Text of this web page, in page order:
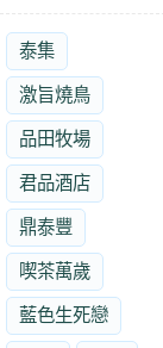
泰集
激旨燒鳥
品田牧場
君品酒店
鼎泰豐
喫茶萬歲
藍色生死戀